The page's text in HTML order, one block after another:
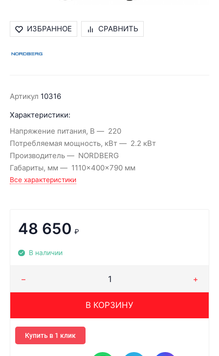
ИЗБРАННОЕ СРАВНИТЬ
Артикул 10316
Характеристики:
Напряжение питания, В
220
Потребляемая мощность, кВт
2.2 кВт
Производитель
NORDBERG
Габариты, мм
1110x400x790 мм
Все характеристики
48 650 ₽
В наличии
В КОРЗИНУ
Купить в 1 клик